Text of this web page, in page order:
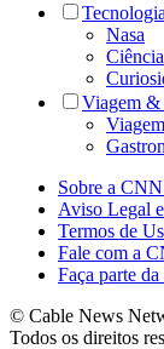
Tecnologia
Nasa
Ciência
Viagem &
Viagem
Sobre a
Aviso Legal
Termos de
Fale com a
Faça parte
© Cable News
Todos os direitos